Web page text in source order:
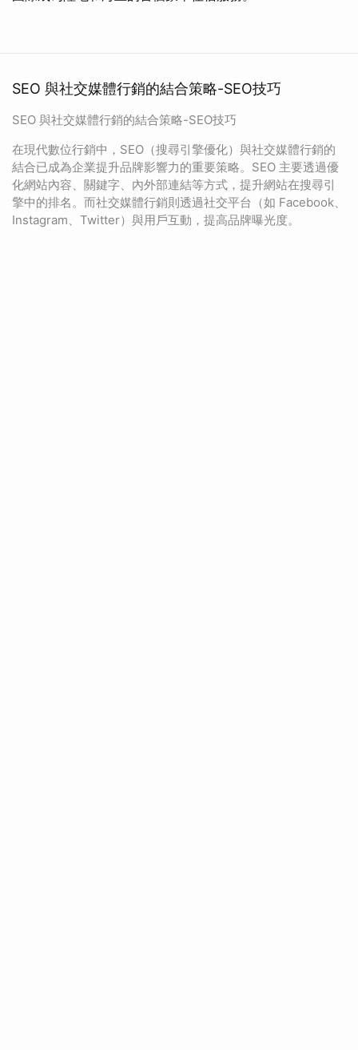
SEO 與社交媒體行銷的結合策略-SEO技巧
SEO 與社交媒體行銷的結合策略-SEO技巧
在現代數位行銷中，SEO（搜尋引擎優化）與社交媒體行銷的
結合已成為企業提升品牌影響力的重要策略。SEO 主要透過優
化網站內容、關鍵字、內外部連結等方式，提升網站在搜尋引
擎中的排名。而社交媒體行銷則透過社交平台（如 Facebook、
Instagram、Twitter）與用戶互動，提高品牌曝光度。